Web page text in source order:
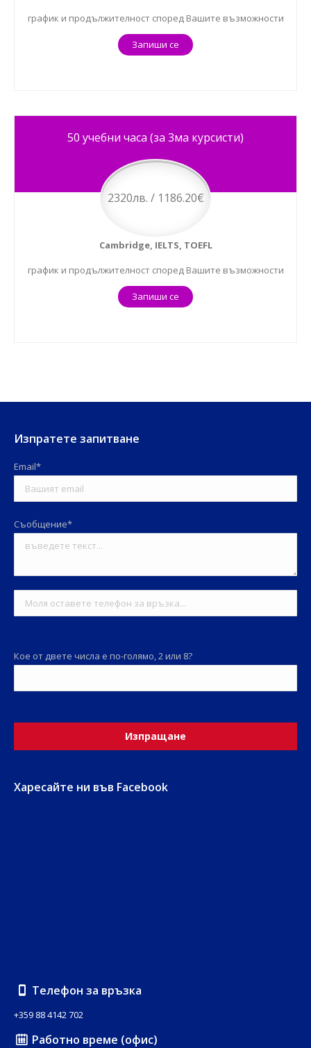
график и продължителност според Вашите възможности
Запиши се
50 учебни часа (за 3ма курсисти)
2320лв. / 1186.20€
Cambridge, IELTS, TOEFL
график и продължителност според Вашите възможности
Запиши се
Изпратете запитване
Email*
Съобщение*
Кое от двете числа е по-голямо, 2 или 8?
Харесайте ни във Facebook
Телефон за връзка
+359 88 4142 702
Работно време (офис)